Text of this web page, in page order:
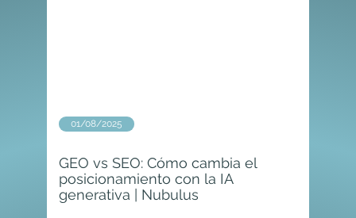
GEO vs SEO: Cómo cambia el
posicionamiento con la IA
generativa | Nubulus
01/08/2025